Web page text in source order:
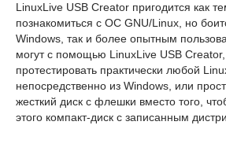
LinuxLive USB Creator пригодится как
познакомиться с OC GNU/Linux, но
Windows, так и более опытным
могут с помощью LinuxLive USB
протестировать практически любой
непосредственно из Windows, или
жесткий диск с флешки вместо того,
этого компакт-диск с записанным